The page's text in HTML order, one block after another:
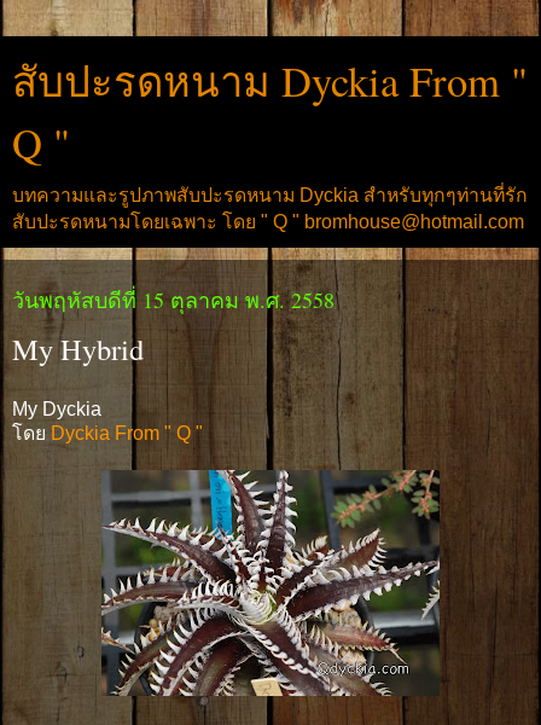
สับปะรดหนาม Dyckia From "
Q "
บทความและรูปภาพสับปะรดหนาม Dyckia สำหรับทุกๆท่านที่รัก
สับปะรดหนามโดยเฉพาะ โดย " Q " bromhouse@hotmail.com
วันพฤหัสบดีที่ 15 ตุลาคม พ.ศ. 2558
My Hybrid
My Dyckia
โดย Dyckia From " Q "